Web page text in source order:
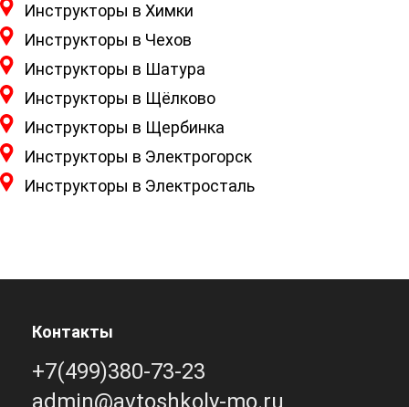
Инструкторы в Химки
Инструкторы в Чехов
Инструкторы в Шатура
Инструкторы в Щёлково
Инструкторы в Щербинка
Инструкторы в Электрогорск
Инструкторы в Электросталь
Контакты
+7(499)380-73-23
admin@avtoshkoly-mo.ru